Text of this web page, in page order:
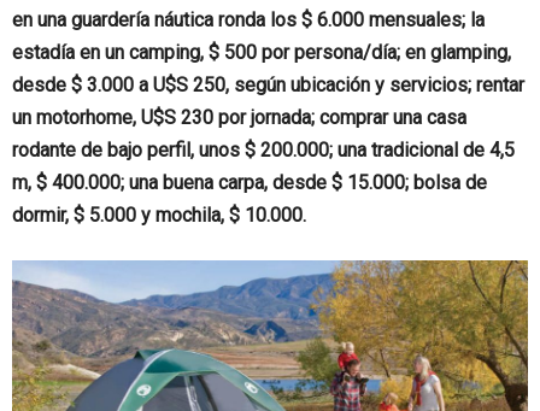
en una guardería náutica ronda los $ 6.000 mensuales; la
estadía en un camping, $ 500 por persona/día; en glamping,
desde $ 3.000 a U$S 250, según ubicación y servicios; rentar
un motorhome, U$S 230 por jornada; comprar una casa
rodante de bajo perfil, unos $ 200.000; una tradicional de 4,5
m, $ 400.000; una buena carpa, desde $ 15.000; bolsa de
dormir, $ 5.000 y mochila, $ 10.000.